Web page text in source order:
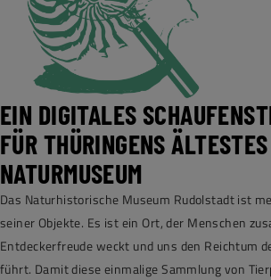
EIN DIGITALES
FÜR THÜRINGENS ÄLTESTES
NATURMUSEUM
Das Naturhistorische Museum Rudolstadt ist
seiner Objekte. Es ist ein Ort, der Menschen
Entdeckerfreude weckt und uns den Reichtum
führt. Damit diese einmalige Sammlung von